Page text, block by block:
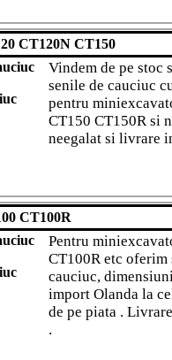
CT120N CT150
Vindem de pe stoc
senile de cauciuc
pentru
CT150 CT150R si
neegalat si livrare
CT100R
Pentru
CT100R etc oferim
cauciuc,
import Olanda la
de pe piata .
.